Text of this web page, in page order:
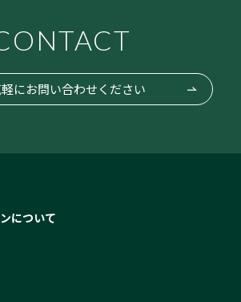
にお問い合わせください
について